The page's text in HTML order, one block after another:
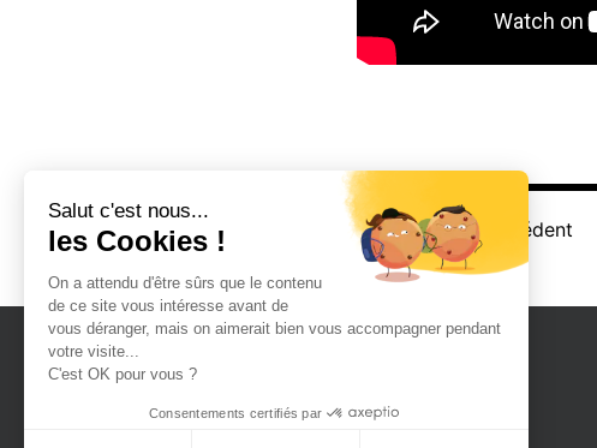
< Article précédent
Agence
Salut c'est nous...
les Cookies !
On a attendu d'être sûrs que le contenu
de ce site vous intéresse avant de
vous déranger, mais on aimerait bien vous accompagner pendant
votre visite...
C'est OK pour vous ?
Consentements certifiés par